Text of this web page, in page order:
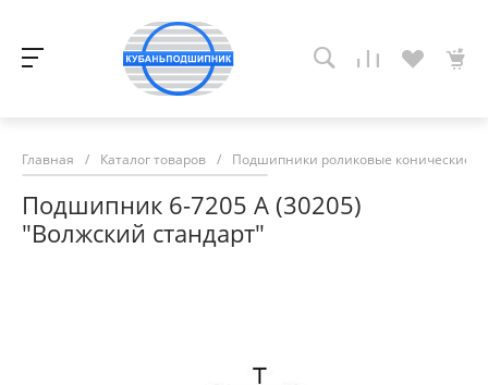
Главная / Каталог товаров / Подшипники роликовые конические
Подшипник 6-7205 А (30205)
"Волжский стандарт"